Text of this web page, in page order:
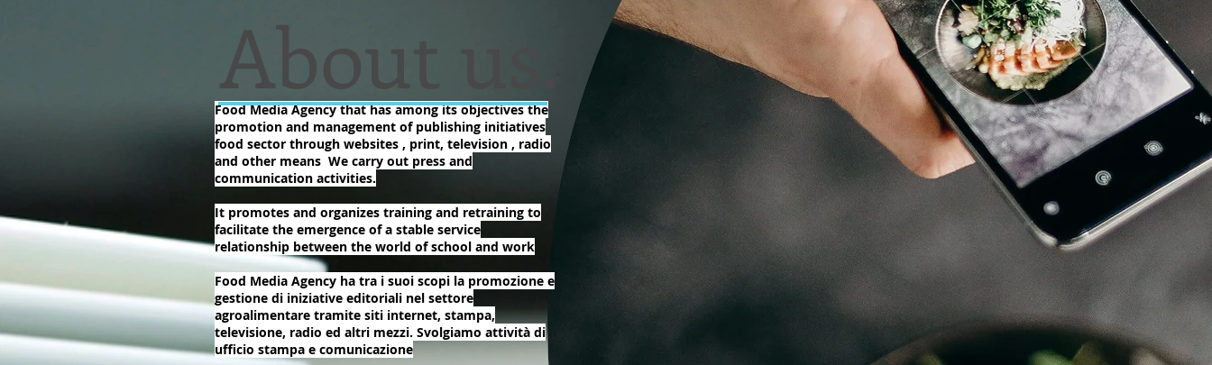
Food Media Agency that has among its objectives the
promotion and management of publishing initiatives
food sector through websites , print, television , radio
and other means We carry out press and
communication activities.
It promotes and organizes training and retraining to
facilitate the emergence of a stable service
relationship between the world of school and work
Food Media Agency ha tra i suoi scopi la promozione e
gestione di iniziative editoriali nel settore
agroalimentare tramite siti internet, stampa,
televisione, radio ed altri mezzi. Svolgiamo attività di
ufficio stampa e comunicazione
About us.